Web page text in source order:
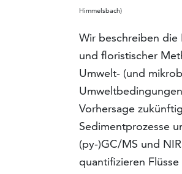
Himmelsbach)
Wir beschreiben die
und floristischer
Umwelt- (und
Vorhersage
Sedimentprozesse
(py-)GC/MS und
quantifizieren